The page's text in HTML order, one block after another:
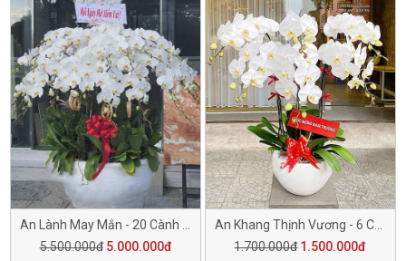
An Lành May Mắn - 20 Cành H502
5.500.000đ 5.000.000đ
An Khang Thịnh Vương - 6 Cành H501
1.700.000đ 1.500.000đ